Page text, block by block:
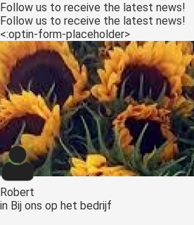
Follow us to receive the latest news!
Follow us to receive the latest news!
<:optin-form-placeholder>
Robert
in Bij ons op het bedrijf